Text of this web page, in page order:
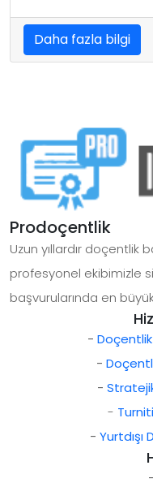
Daha fazla bilgi
Prodoçentlik
Uzun yıllardır doçentlik
profesyonel ekibimizle
başvurularında en
- Doçentlik
-
-
-
- Yurtdışı
-